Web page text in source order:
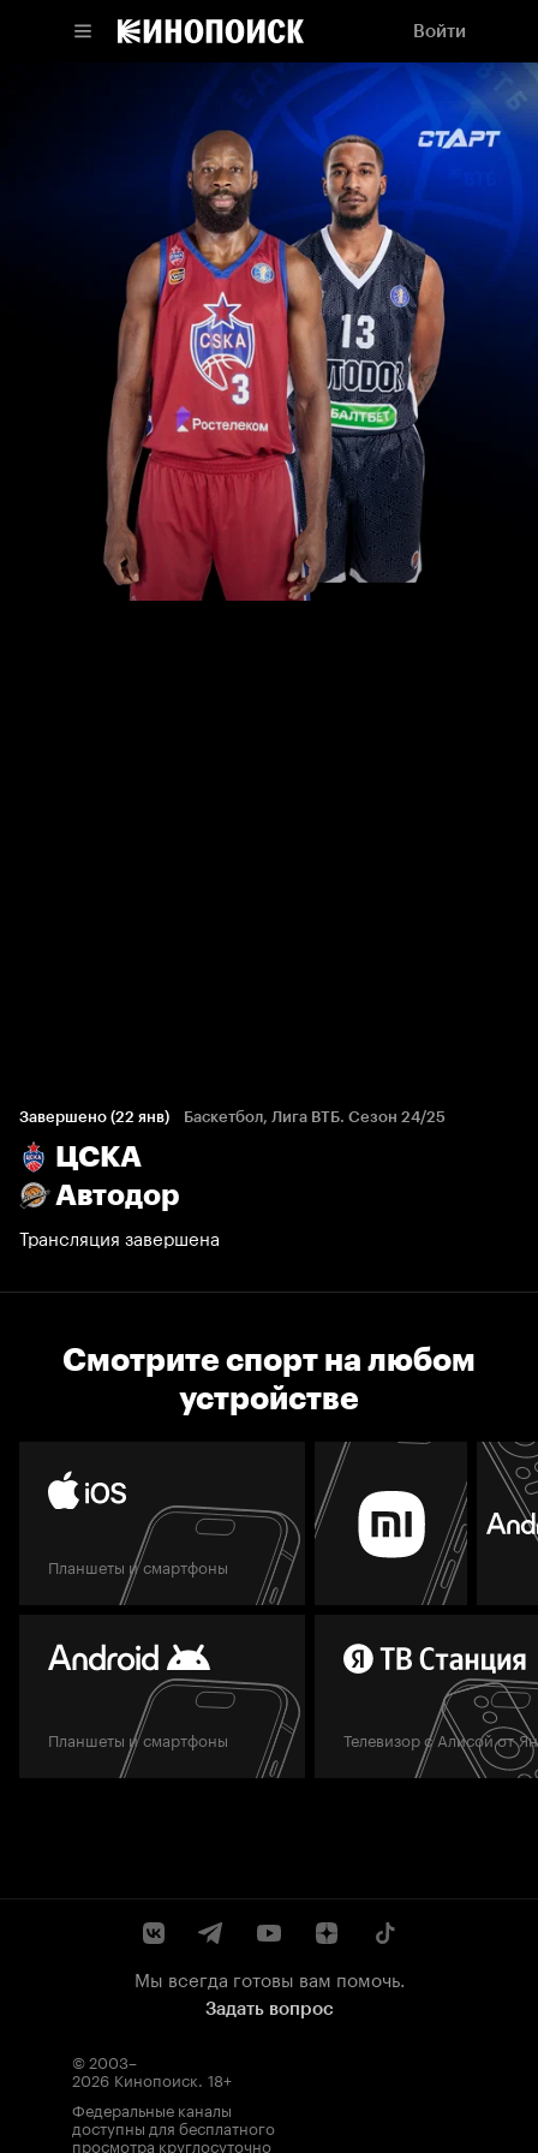
Войти
Завершено (22 янв) Баскетбол, Лига ВТБ. Сезон 24/25
ЦСКА
Автодор
Трансляция завершена
Смотрите спорт на любом
устройстве
Планшеты и смартфоны
Планшеты и смартфоны Телевизор с Алисой от
Мы всегда готовы вам помочь.
Задать вопрос
© 2003–
2026 Кинопоиск. 18+
Федеральные каналы
доступны для бесплатного
просмотра круглосуточно